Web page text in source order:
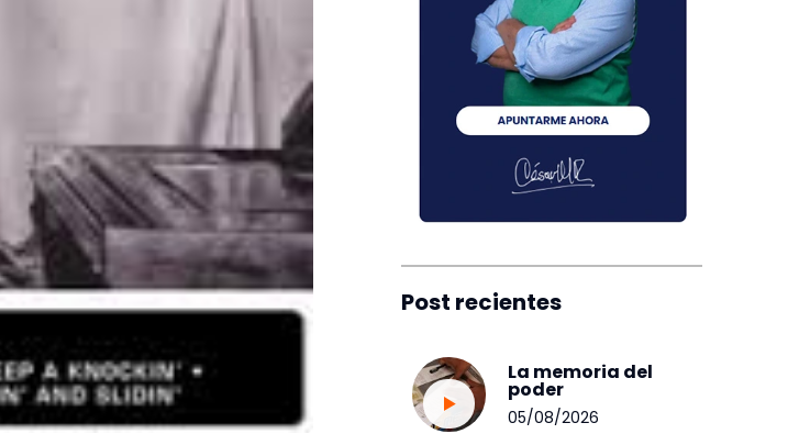
Post recientes
La memoria del
poder
05/08/2026